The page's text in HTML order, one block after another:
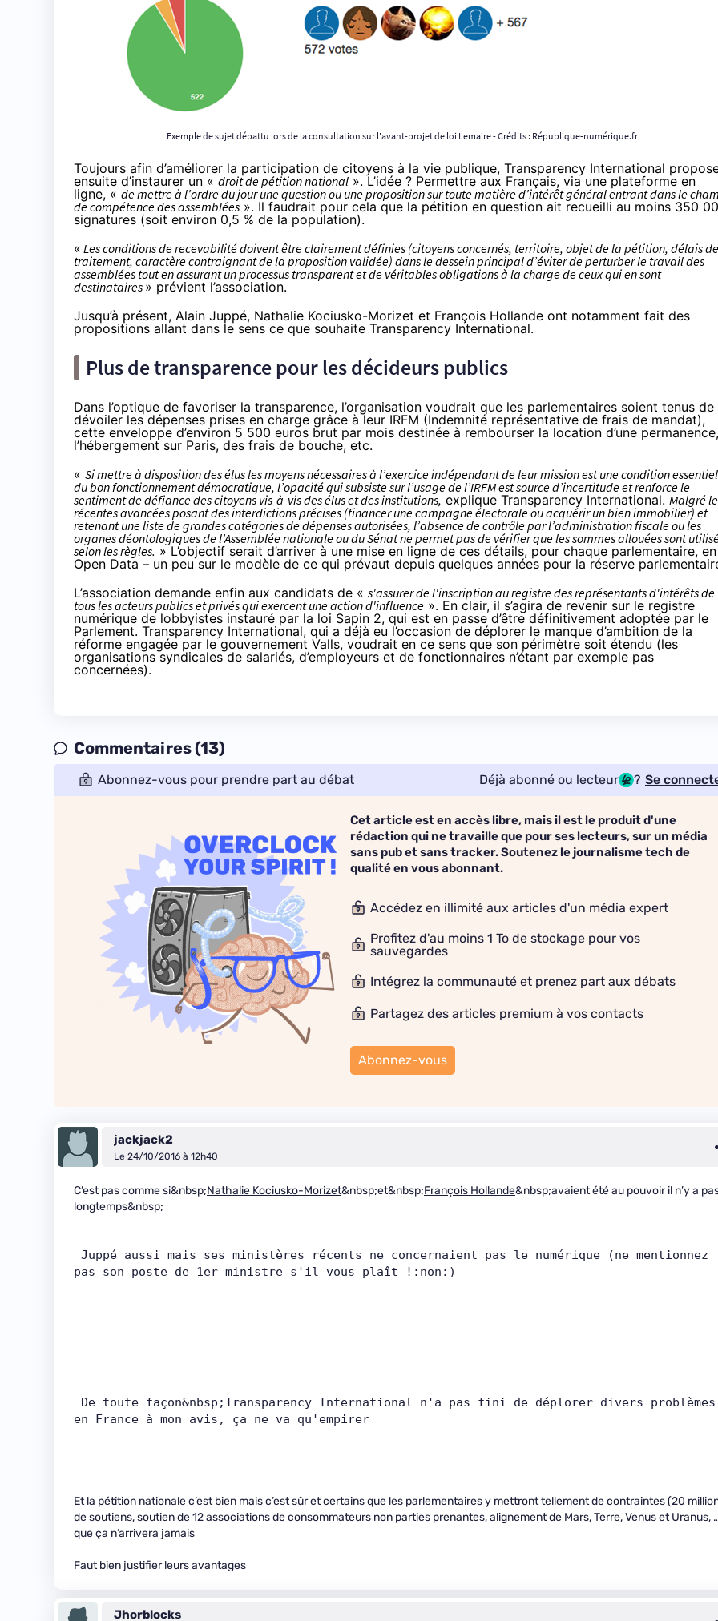
Exemple de sujet débattu lors de la consultation sur l'avant-projet de loi Lemaire - Crédits : République-numérique.fr
Toujours afin d’améliorer la participation de citoyens à la vie publique, Transparency International
ensuite d’instaurer un « droit de pétition national ». L’idée ? Permettre aux Français, via une plateforme en
ligne, « de mettre à l’ordre du jour une question ou une proposition sur toute matière d’intérêt général entrant dans le
de compétence des assemblées ». Il faudrait pour cela que la pétition en question ait recueilli au moins 350
signatures (soit environ 0,5 % de la population).
« Les conditions de recevabilité doivent être clairement définies (citoyens concernés, territoire, objet de la pétition, délais de
traitement, caractère contraignant de la proposition validée) dans le dessein principal d’éviter de perturber le travail des
assemblées tout en assurant un processus transparent et de véritables obligations à la charge de ceux qui en sont
destinataires » prévient l’association.
Jusqu’à présent, Alain Juppé, Nathalie Kociusko-Morizet et François Hollande ont notamment fait des
propositions allant dans le sens ce que souhaite Transparency International.
Plus de transparence pour les décideurs publics
Dans l’optique de favoriser la transparence, l’organisation voudrait que les parlementaires soient tenus de
dévoiler les dépenses prises en charge grâce à leur IRFM (Indemnité représentative de frais de mandat),
cette enveloppe d’environ 5 500 euros brut par mois destinée à rembourser la location d’une permanence,
l’hébergement sur Paris, des frais de bouche, etc.
« Si mettre à disposition des élus les moyens nécessaires à l’exercice indépendant de leur mission est une condition
du bon fonctionnement démocratique, l’opacité qui subsiste sur l’usage de l’IRFM est source d’incertitude et renforce le
sentiment de défiance des citoyens vis-à-vis des élus et des institutions, explique Transparency International. Malgré
récentes avancées posant des interdictions précises (financer une campagne électorale ou acquérir un bien immobilier) et
retenant une liste de grandes catégories de dépenses autorisées, l’absence de contrôle par l’administration fiscale ou les
organes déontologiques de l’Assemblée nationale ou du Sénat ne permet pas de vérifier que les sommes allouées sont
selon les règles. » L’objectif serait d’arriver à une mise en ligne de ces détails, pour chaque parlementaire, en
Open Data – un peu sur le modèle de ce qui prévaut depuis quelques années pour la réserve
L’association demande enfin aux candidats de « s'assurer de l'inscription au registre des représentants d'intérêts de
tous les acteurs publics et privés qui exercent une action d'influence ». En clair, il s’agira de revenir sur le registre
numérique de lobbyistes instauré par la loi Sapin 2, qui est en passe d’être définitivement adoptée par le
Parlement. Transparency International, qui a déjà eu l’occasion de déplorer le manque d’ambition de la
réforme engagée par le gouvernement Valls, voudrait en ce sens que son périmètre soit étendu (les
organisations syndicales de salariés, d’employeurs et de fonctionnaires n’étant par exemple pas
concernées).
Commentaires (13)
Abonnez-vous pour prendre part au débat Déjà abonné ou lecteur ? Se
Cet article est en accès libre, mais il est le produit d'une
rédaction qui ne travaille que pour ses lecteurs, sur un média
sans pub et sans tracker. Soutenez le journalisme tech de
qualité en vous abonnant.
Accédez en illimité aux articles d'un média expert
Profitez d'au moins 1 To de stockage pour vos
sauvegardes
Intégrez la communauté et prenez part aux débats
Partagez des articles premium à vos contacts
Abonnez-vous
jackjack2
Le 24/10/2016 à 12h40
C’est pas comme si&nbsp;Nathalie Kociusko-Morizet&nbsp;et&nbsp;François Hollande&nbsp;avaient été au pouvoir il n’y a
longtemps&nbsp;
pas son poste de 1er ministre s'il vous plaît ! :non: )
en France à mon avis, ça ne va qu'empirer
Et la pétition nationale c’est bien mais c’est sûr et certains que les parlementaires y mettront tellement de contraintes (20
de soutiens, soutien de 12 associations de consommateurs non parties prenantes, alignement de Mars, Terre, Venus et Uranus,
que ça n’arrivera jamais
Faut bien justifier leurs avantages
Jhorblocks